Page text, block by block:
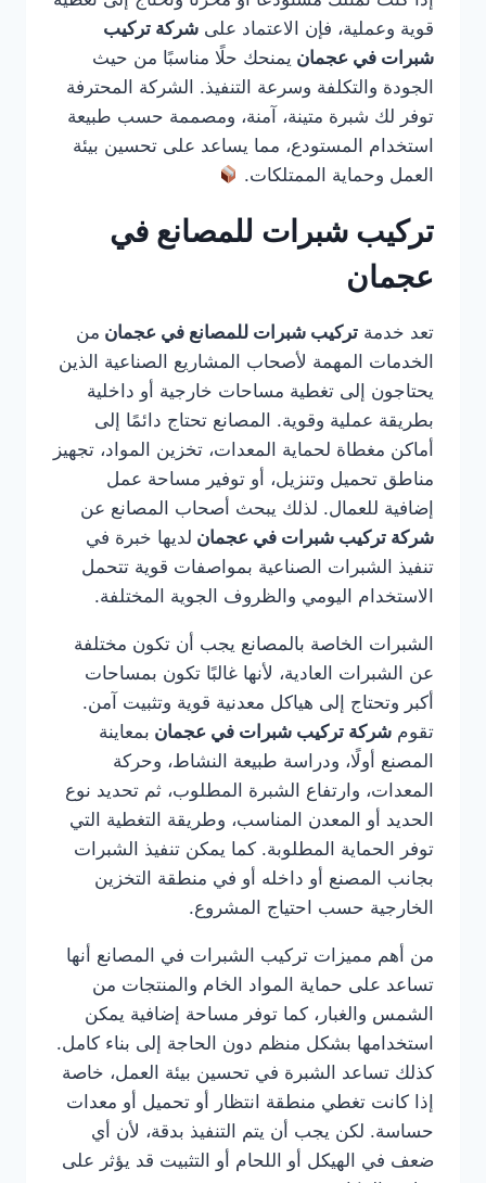
قوية وعملية، فإن الاعتماد على شركة تركيب
شبرات في عجمان يمنحك حلًا مناسبًا من حيث
الجودة والتكلفة وسرعة التنفيذ. الشركة المحترفة
توفر لك شبرة متينة، آمنة، ومصممة حسب طبيعة
استخدام المستودع، مما يساعد على تحسين بيئة
العمل وحماية الممتلكات.
تركيب شبرات للمصانع في
عجمان
تعد خدمة تركيب شبرات للمصانع في عجمان من
الخدمات المهمة لأصحاب المشاريع الصناعية الذين
يحتاجون إلى تغطية مساحات خارجية أو داخلية
بطريقة عملية وقوية. المصانع تحتاج دائمًا إلى
أماكن مغطاة لحماية المعدات، تخزين المواد، تجهيز
مناطق تحميل وتنزيل، أو توفير مساحة عمل
إضافية للعمال. لذلك يبحث أصحاب المصانع عن
شركة تركيب شبرات في عجمان لديها خبرة في
تنفيذ الشبرات الصناعية بمواصفات قوية تتحمل
الاستخدام اليومي والظروف الجوية المختلفة.
الشبرات الخاصة بالمصانع يجب أن تكون مختلفة
عن الشبرات العادية، لأنها غالبًا تكون بمساحات
أكبر وتحتاج إلى هياكل معدنية قوية وتثبيت آمن.
تقوم شركة تركيب شبرات في عجمان بمعاينة
المصنع أولًا، ودراسة طبيعة النشاط، وحركة
المعدات، وارتفاع الشبرة المطلوب، ثم تحديد نوع
الحديد أو المعدن المناسب، وطريقة التغطية التي
توفر الحماية المطلوبة. كما يمكن تنفيذ الشبرات
بجانب المصنع أو داخله أو في منطقة التخزين
الخارجية حسب احتياج المشروع.
من أهم مميزات تركيب الشبرات في المصانع أنها
تساعد على حماية المواد الخام والمنتجات من
الشمس والغبار، كما توفر مساحة إضافية يمكن
استخدامها بشكل منظم دون الحاجة إلى بناء كامل.
كذلك تساعد الشبرة في تحسين بيئة العمل، خاصة
إذا كانت تغطي منطقة انتظار أو تحميل أو معدات
حساسة. لكن يجب أن يتم التنفيذ بدقة، لأن أي
ضعف في الهيكل أو اللحام أو التثبيت قد يؤثر على